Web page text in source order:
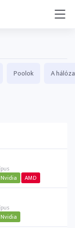
Poolok A
Nvidia AMD
Nvidia